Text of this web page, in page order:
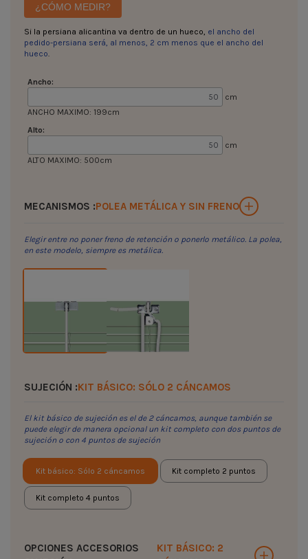
¿CÓMO MEDIR?
Si la persiana alicantina va dentro de un hueco, el ancho del
pedido-persiana será, al menos, 2 cm menos que el ancho del
hueco
Ancho:
cm
ANCHO MAXIMO: 199cm
Alto:
cm
ALTO MAXIMO: 500cm
MECANISMOS :POLEA METÁLICA Y SIN FRENO
Elegir entre no poner freno de retención o ponerlo metálico. La polea,
en este modelo, siempre es metálica.
SUJECIÓN :KIT BÁSICO: SÓLO 2 CÁNCAMOS
El kit básico de sujeción es el de 2 cáncamos, aunque también se
puede elegir de manera opcional un kit completo con dos puntos de
sujeción o con 4 puntos de sujeción
Kit básico: Sólo 2 cáncamos Kit completo 2 puntos
Kit completo 4 puntos
OPCIONES ACCESORIOS
KIT BÁSICO: 2